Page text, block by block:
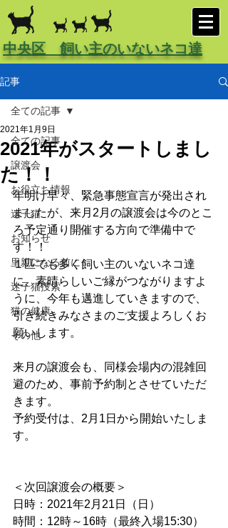
中央区 飼い主のいないネコ達
記事
全ての記事
譲渡会
お役立ち情報
迷子猫
お知らせ
里親になる前に
迷子猫捜索
猫の健康
その他
全ての記事
2021年がスタートしまし
た！！
2021年1月9日
年明け早々、緊急事態宣言が発出され
ましたが、来月2月の譲渡会は今のとこ
ろ予定通り開催する方向で準備中で
す！！
１匹でも多く飼い主のいないネコ達
に、素晴らしいご縁がつながりますよ
うに、今年も邁進していきますので、
引き続きみなさまのご支援よろしくお
願いします。
来月の譲渡会も、同様会場内の混雑回
避のため、事前予約制とさせていただ
きます。
予約受付は、2月1日から開始いたしま
す。
＜次回譲渡会の概要＞
日時：2021年2月21日（日）
時間：12時～16時（最終入場15:30）